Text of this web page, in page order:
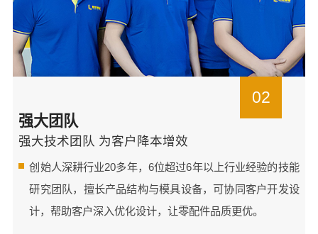
02
强大团队
强大技术团队 为客户降本增效
创始人深耕行业20多年，6位超过6年以上行业经验的技能
研究团队，擅长产品结构与模具设备，可协同客户开发设
计，帮助客户深入优化设计，让零配件品质更优。